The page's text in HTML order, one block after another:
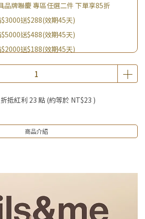
牌聯慶 專區任選二件 下單享85折
送$288(效期45天)
送$488(效期45天)
送$188(效期45天)
送$888(效期45天)
價$299加購BIO UP面膜
抵紅利 23 點 (約等於 NT$23 )
商品介紹